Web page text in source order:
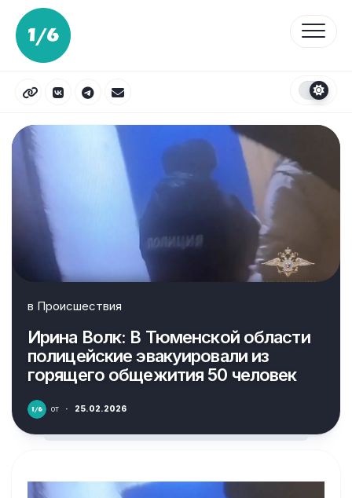
Перейти
содержанию
в Происшествия
Ирина Волк: В Тюменской области
полицейские эвакуировали из
горящего общежития 50 человек
от · 25.02.2026